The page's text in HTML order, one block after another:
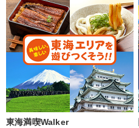
東海満喫Walker